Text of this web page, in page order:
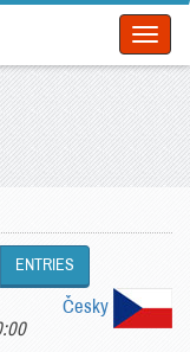
ENTRIES
Česky